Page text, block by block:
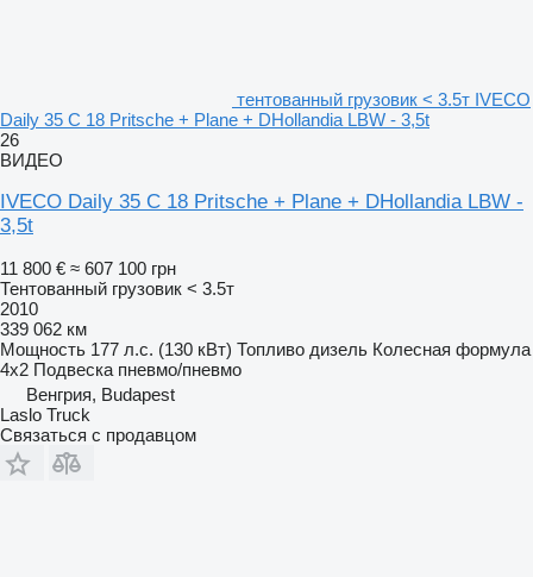
тентованный грузовик < 3.5т IVECO
Daily 35 C 18 Pritsche + Plane + DHollandia LBW - 3,5t
26
ВИДЕО
IVECO Daily 35 C 18 Pritsche + Plane + DHollandia LBW -
3,5t
11 800 € ≈ 607 100 грн
Тентованный грузовик < 3.5т
2010
339 062 км
Мощность 177 л.с. (130 кВт) Топливо дизель Колесная формула
4x2 Подвеска пневмо/пневмо
Венгрия, Budapest
Laslo Truck
Связаться с продавцом